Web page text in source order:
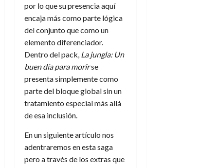
por lo que su presencia aquí
encaja más como parte lógica
del conjunto que como un
elemento diferenciador.
Dentro del pack, La jungla: Un
buen día para morirse
presenta simplemente como
parte del bloque global sin un
tratamiento especial más allá
de esa inclusión.
En un siguiente artículo nos
adentraremos en esta saga
pero a través de los extras que